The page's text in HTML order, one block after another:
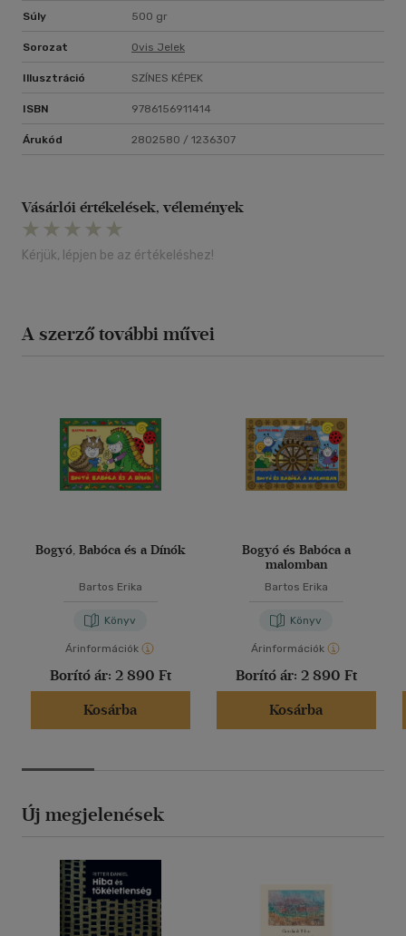
Súly 500 gr
Sorozat Ovis Jelek
Illusztráció SZÍNES KÉPEK
ISBN 9786156911414
Árukód 2802580 / 1236307
Vásárlói értékelések, vélemények
Kérjük, lépjen be az értékeléshez!
A szerző további művei
Bogyó, Babóca és a Dínók
Bartos Erika
Könyv
Árinformációk
Borító ár: 2 890 Ft
Kosárba
Bogyó és Babóca a
malomban
Bartos Erika
Könyv
Árinformációk
Borító ár: 2 890 Ft
Kosárba
Új megjelenések